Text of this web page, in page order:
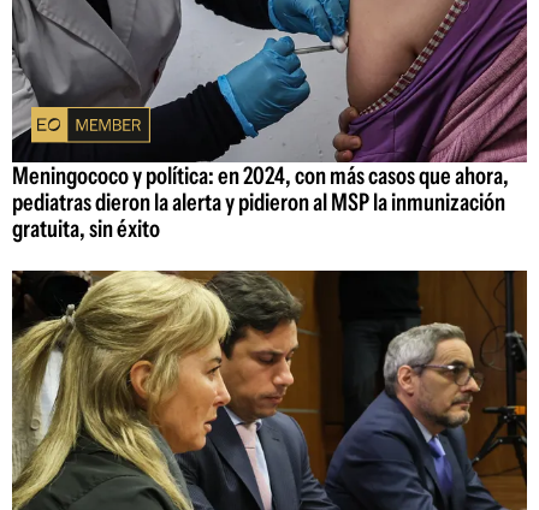
Meningococo y política: en 2024, con más casos que ahora,
pediatras dieron la alerta y pidieron al MSP la inmunización
gratuita, sin éxito